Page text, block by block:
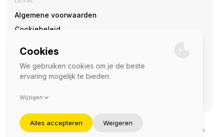
Algemene voorwaarden
Cookiebeleid
SOCIAL
©2026 — Komerco
Deze site wordt beschermd door reCAPTCHA en het
en